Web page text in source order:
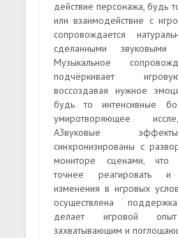
действие персонажа, будь
или взаимодействие с
сопровождается
сделанными звуковыми
Музыкальное
подчёркивает
воссоздавая нужное
будь то интенсивные
умиротворяющее
АЗвуковые
синхронизированы с
мониторе сценами, что
точнее реагировать и
изменения в игровых
осуществлена
делает игровой
захватывающим и